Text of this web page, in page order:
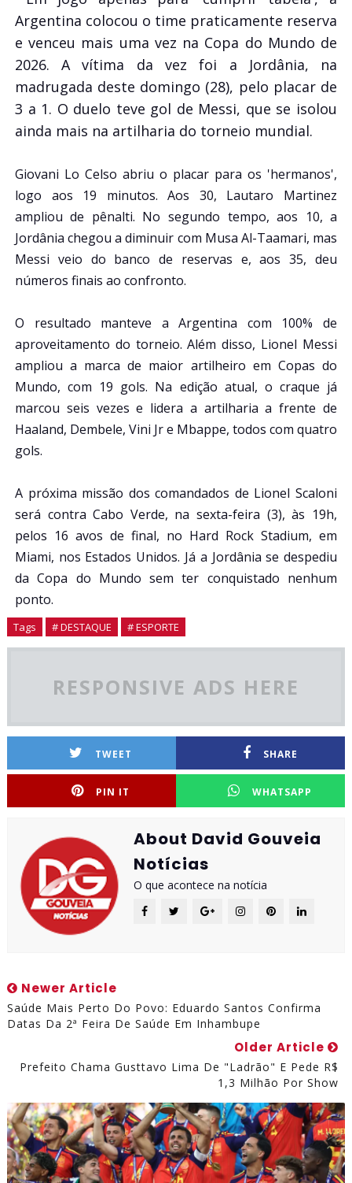
Argentina colocou o time praticamente reserva
e venceu mais uma vez na Copa do Mundo de
2026. A vítima da vez foi a Jordânia, na
madrugada deste domingo (28), pelo placar de
3 a 1. O duelo teve gol de Messi, que se isolou
ainda mais na artilharia do torneio mundial.
Giovani Lo Celso abriu o placar para os 'hermanos',
logo aos 19 minutos. Aos 30, Lautaro Martinez
ampliou de pênalti. No segundo tempo, aos 10, a
Jordânia chegou a diminuir com Musa Al-Taamari, mas
Messi veio do banco de reservas e, aos 35, deu
números finais ao confronto.
O resultado manteve a Argentina com 100% de
aproveitamento do torneio. Além disso, Lionel Messi
ampliou a marca de maior artilheiro em Copas do
Mundo, com 19 gols. Na edição atual, o craque já
marcou seis vezes e lidera a artilharia a frente de
Haaland, Dembele, Vini Jr e Mbappe, todos com quatro
gols.
A próxima missão dos comandados de Lionel Scaloni
será contra Cabo Verde, na sexta-feira (3), às 19h,
pelos 16 avos de final, no Hard Rock Stadium, em
Miami, nos Estados Unidos. Já a Jordânia se despediu
da Copa do Mundo sem ter conquistado nenhum
ponto.
Tags # DESTAQUE # ESPORTE
RESPONSIVE ADS HERE
TWEET SHARE
PIN IT WHATSAPP
About David Gouveia
Notícias
O que acontece na notícia
Newer Article
Saúde Mais Perto Do Povo: Eduardo Santos Confirma
Datas Da 2ª Feira De Saúde Em Inhambupe
Older Article
Prefeito Chama Gusttavo Lima De "ladrão" E Pede R$
1,3 Milhão Por Show